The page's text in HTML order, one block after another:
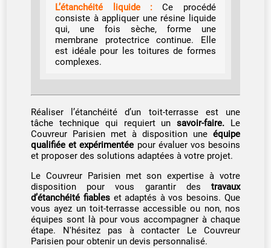
L’étanchéité liquide : Ce procédé
consiste à appliquer une résine liquide
qui, une fois sèche, forme une
membrane protectrice continue. Elle
est idéale pour les toitures de formes
complexes.
Réaliser l’étanchéité d’un toit-terrasse est une
tâche technique qui requiert unsavoir-faire. Le
Couvreur Parisien met à disposition une équipe
qualifiée et expérimentée pour évaluer vos besoins
et proposer des solutions adaptées à votre projet.
Le Couvreur Parisien met son expertise à votre
disposition pour vous garantir des travaux
d’étanchéité fiableset adaptés à vos besoins. Que
vous ayez un toit-terrasse accessible ou non, nos
équipes sont là pour vous accompagner à chaque
étape. N'hésitez pas à contacter Le Couvreur
Parisien pour obtenir un devis personnalisé.